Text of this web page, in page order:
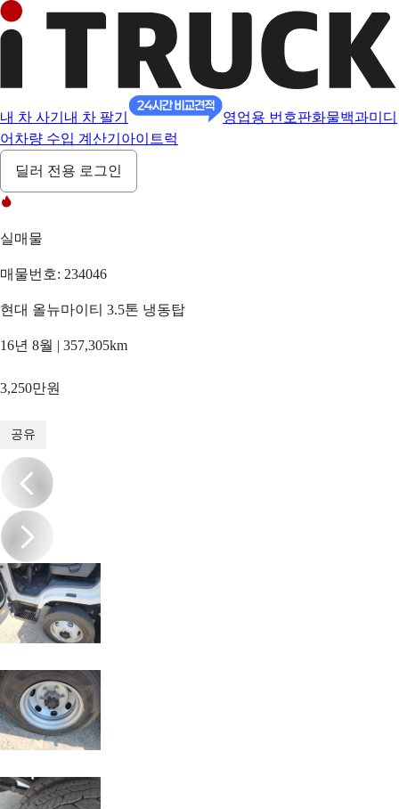
내 차 사기 내 차 팔기 영업용 번호판화물백과미디
어 차량 수입 계산기 아이트럭
딜러 전용 로그인
실매물
매물번호: 234046
현대 올뉴마이티 3.5톤 냉동탑
16년 8월 | 357,305km
3,250만원
공유
/20